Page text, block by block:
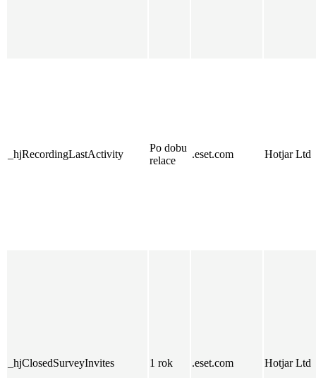
_hjRecordingLastActivity
Po dobu
relace
.eset.com Hotjar Ltd
_hjClosedSurveyInvites 1 rok .eset.com Hotjar Ltd